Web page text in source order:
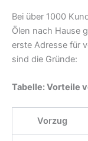
Bei über 1000
Ölen nach Hause
erste Adresse für
sind die Gründe:
Tabelle: Vorteile
Vorzug